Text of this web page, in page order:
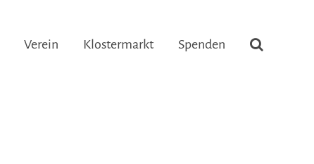
Verein Klostermarkt Spenden